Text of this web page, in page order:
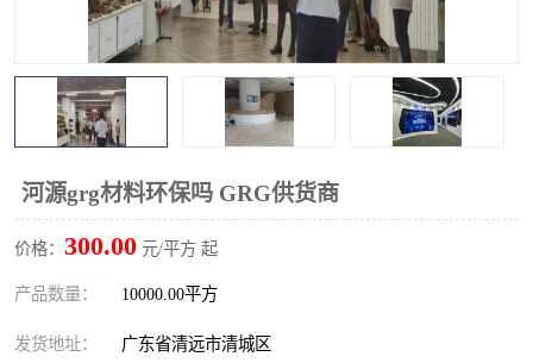
河源grg材料环保吗 GRG供货商
价格： 300.00 元/平方 起
产品数量： 10000.00平方
发货地址： 广东省清远市清城区